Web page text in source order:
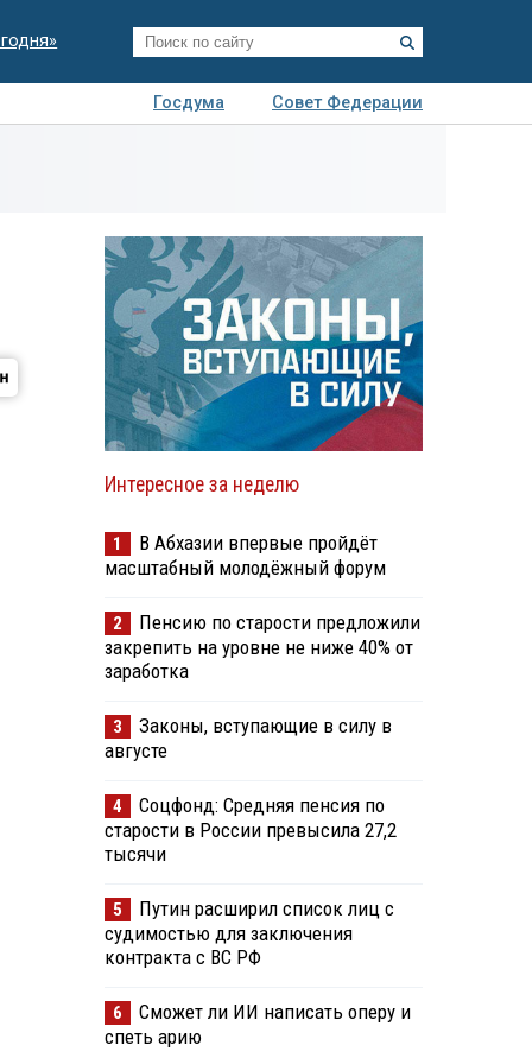
Госдума
Совет Федерации
Интересное за неделю
1
В Абхазии впервые пройдёт
масштабный молодёжный форум
2
Пенсию по старости предложили
закрепить на уровне не ниже 40% от
заработка
3
Законы, вступающие в силу в
августе
4
Соцфонд: Средняя пенсия по
старости в России превысила 27,2
тысячи
5
Путин расширил список лиц с
судимостью для заключения
контракта с ВС РФ
6
Сможет ли ИИ написать оперу и
спеть арию